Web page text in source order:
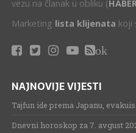
vezu na članak u obliku (
Marketing lista klijenata koji
ok
NAJNOVIJE VIJESTI
Tajfun ide prema Japanu,
Dnevni horoskop za 7. avgust